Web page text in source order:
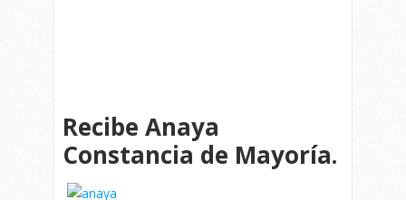
Recibe Anaya
Constancia de Mayoría.